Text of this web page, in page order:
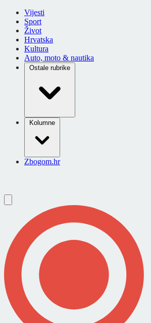
Vijesti
Sport
Život
Hrvatska
Kultura
Auto, moto & nautika
Ostale rubrike
Kolumne
Zbogom.hr